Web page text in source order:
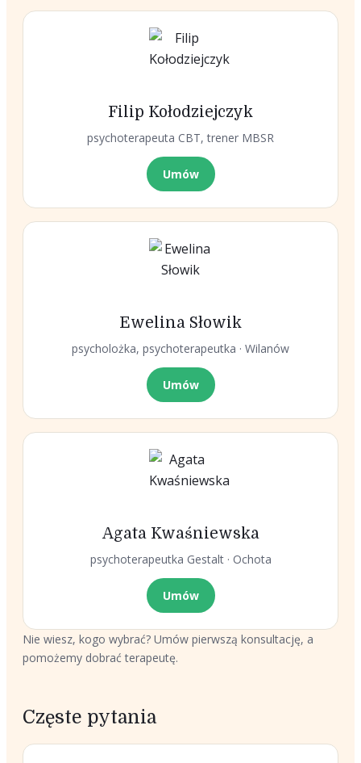
Filip Kołodziejczyk
psychoterapeuta CBT, trener MBSR
Umów
Ewelina Słowik
psycholożka, psychoterapeutka · Wilanów
Umów
Agata Kwaśniewska
psychoterapeutka Gestalt · Ochota
Umów
Nie wiesz, kogo wybrać? Umów pierwszą konsultację, a
pomożemy dobrać terapeutę.
Częste pytania